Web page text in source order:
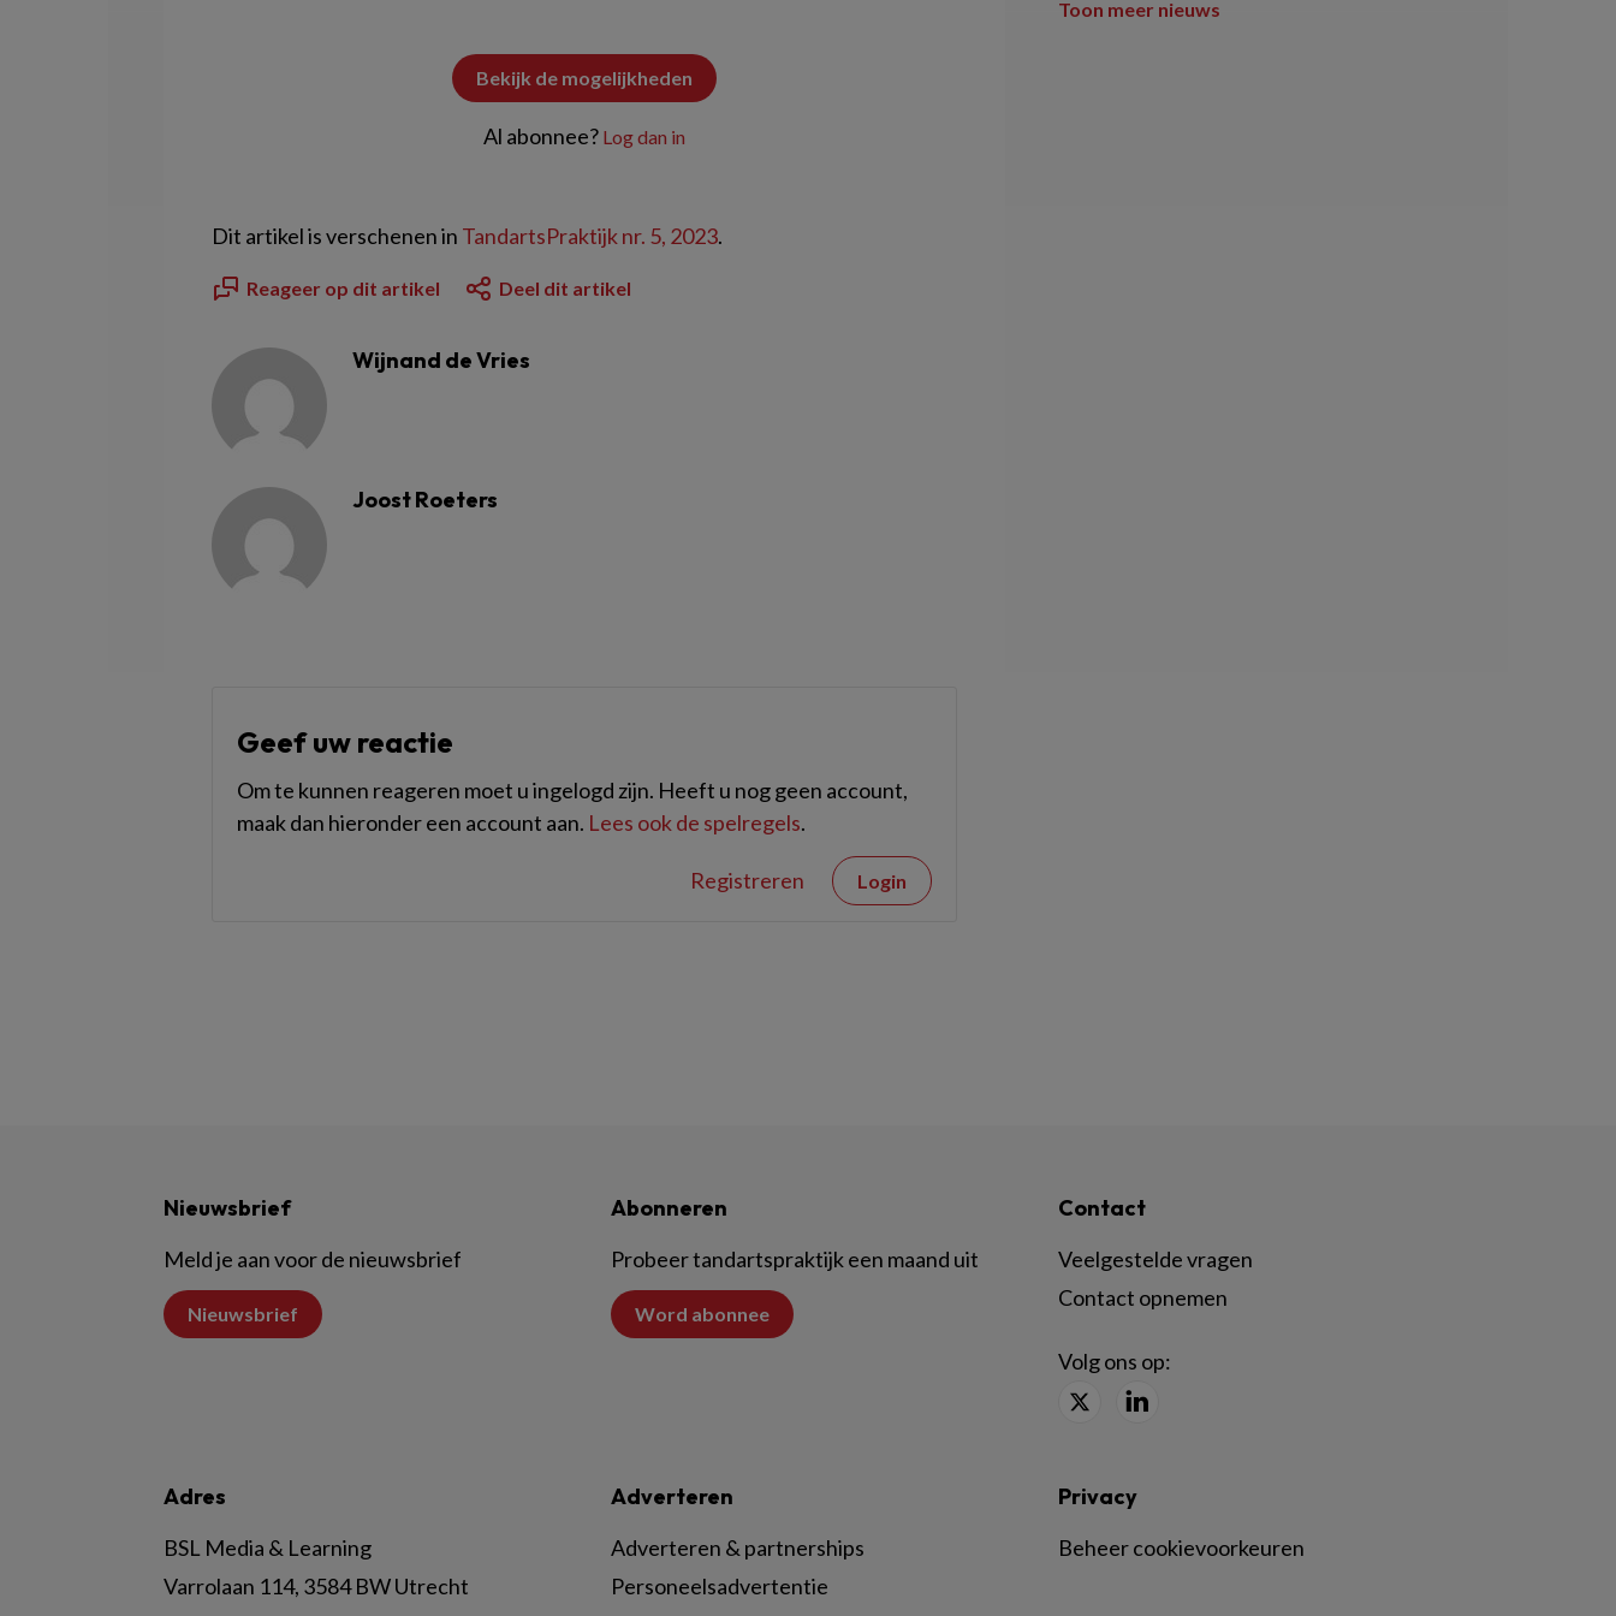
Bekijk de mogelijkheden
Al abonnee? Log dan in
Dit artikel is verschenen in TandartsPraktijk nr. 5, 2023.
Reageer op dit artikel Deel dit artikel
Wijnand de Vries
Joost Roeters
Geef uw reactie
Om te kunnen reageren moet u ingelogd zijn. Heeft u nog geen account,
maak dan hieronder een account aan. Lees ook de spelregels.
Registreren Login
Toon meer nieuws
Nieuwsbrief
Meld je aan voor de nieuwsbrief
Nieuwsbrief
Abonneren
Probeer tandartspraktijk een maand uit
Word abonnee
Contact
Veelgestelde vragen
Contact opnemen
Volg ons op:
Adres
BSL Media & Learning
Varrolaan 114, 3584 BW Utrecht
Adverteren
Adverteren & partnerships
Personeelsadvertentie
Privacy
Beheer cookievoorkeuren